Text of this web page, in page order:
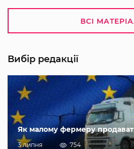
ВСІ
Вибір редакції
Як малому фермеру
3 липня 754